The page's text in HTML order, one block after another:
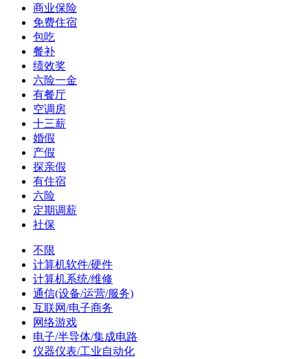
商业保险
免费住宿
包吃
餐补
绩效奖
六险一金
有餐厅
空调房
十三薪
婚假
产假
探亲假
有住宿
六险
定期调薪
社保
不限
计算机软件/硬件
计算机系统/维修
通信(设备/运营/服务)
互联网/电子商务
网络游戏
电子/半导体/集成电路
仪器仪表/工业自动化